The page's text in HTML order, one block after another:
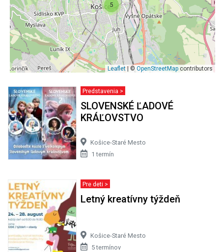
5
Leaflet | © OpenStreetMap contributors
Predstavenia >
SLOVENSKÉ ĽADOVÉ
KRÁĽOVSTVO
Košice-Staré Mesto
1 termín
Pre deti >
Letný kreatívny týždeň
Košice-Staré Mesto
5 termínov